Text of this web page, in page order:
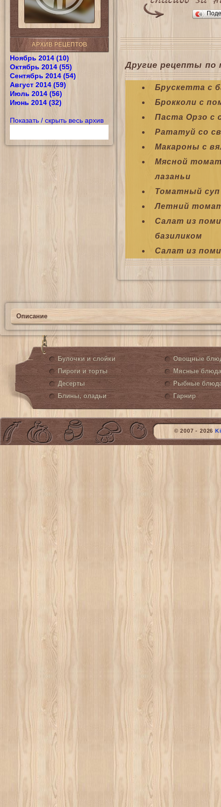
АРХИВ РЕЦЕПТОВ
Ноябрь 2014 (10)
Октябрь 2014 (55)
Сентябрь 2014 (54)
Август 2014 (59)
Июль 2014 (56)
Июнь 2014 (32)
Показать / скрыть весь архив
Другие рецепты по
Брускетта с
Брокколи с
Паста Орзо с
Рататуй со
Макароны с
Мясной
лазаньи
Томатный суп
Летний
Салат из
базиликом
Салат из
Описание
Булочки и слойки
Пироги и торты
Десерты
Блины, оладьи
Овощные
Мясные блюда
Рыбные
Гарнир
© 2007 - 2026